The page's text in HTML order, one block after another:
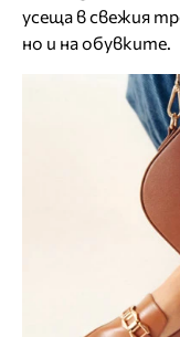
усеща в свежия
но и на обувките.